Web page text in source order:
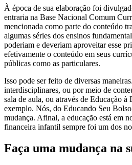
À época de sua elaboração foi
entraria na Base Nacional Comum
mencionada como parte do conteúdo
algumas séries dos ensinos
poderiam e deveriam aproveitar esse
efetivamente o conteúdo em seus
públicas como as particulares.
Isso pode ser feito de diversas
interdisciplinares, ou por meio de
sala de aula, ou através de Educação
exemplo. Nós, do Educando Seu
mudança. Afinal, a educação está em
financeira infantil sempre foi um dos
Faça uma mudança na